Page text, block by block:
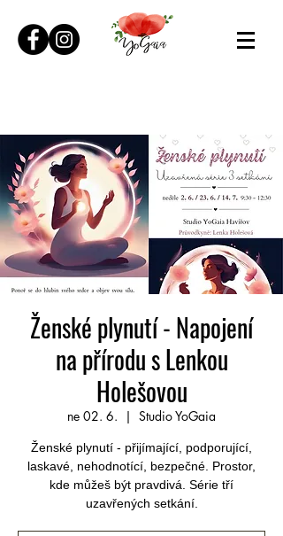
Ženské plynutí - Napojení
na přírodu s Lenkou
Holešovou
ne 02. 6.
  |
Studio YoGaia
Ženské plynutí - přijímající, podporující,
laskavé, nehodnotící, bezpečné. Prostor,
kde můžeš být pravdivá. Série tří
uzavřených setkání.